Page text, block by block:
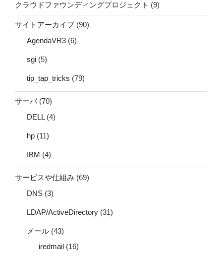
クラウドファウンディングプロジェクト (9)
サイトアーカイブ (90)
AgendaVR3 (6)
sgi (5)
tip_tap_tricks (79)
サーバ(70)
DELL(4)
hp (11)
IBM (4)
サービスや仕組み (69)
DNS (3)
LDAP/ActiveDirectory (31)
メール (43)
iredmail (16)